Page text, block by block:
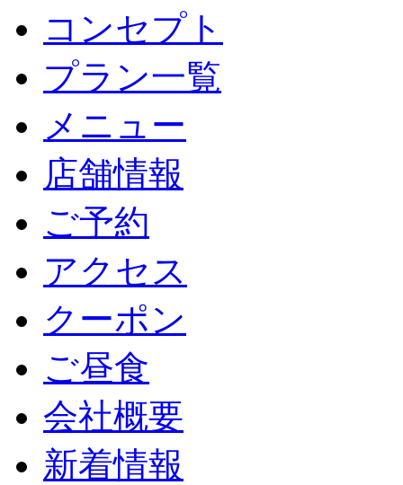
コンセプト
プラン一覧
メニュー
店舗情報
ご予約
アクセス
クーポン
ご昼食
会社概要
新着情報